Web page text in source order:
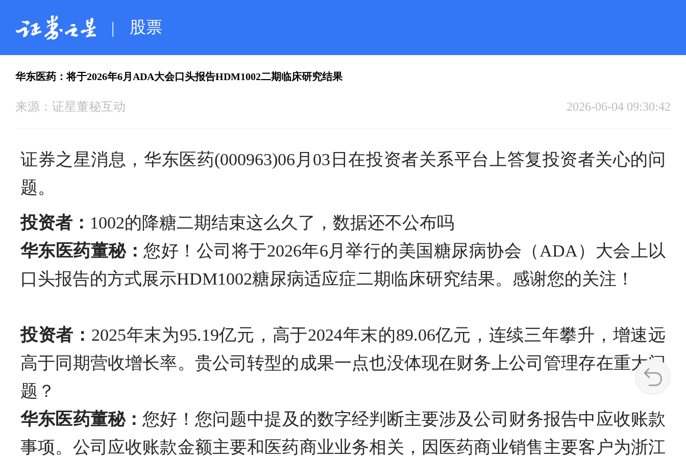
| 股票
华东医药：将于2026年6月ADA大会口头报告HDM1002二期临床研究结果
来源： 证星董秘互动 2026-06-04 09:30:42
证券之星消息，华东医药(000963)06月03日在投资者关系平台上答复投资者关心的问
题。
投资者： 1002的降糖二期结束这么久了，数据还不公布吗
华东医药董秘： 您好！公司将于2026年6月举行的美国糖尿病协会（ADA）大会上以
口头报告的方式展示HDM1002糖尿病适应症二期临床研究结果。感谢您的关注！
投资者： 2025年末为95.19亿元，高于2024年末的89.06亿元，连续三年攀升，增速远
高于同期营收增长率。贵公司转型的成果一点也没体现在财务上公司管理存在重大问
题？
华东医药董秘： 您好！您问题中提及的数字经判断主要涉及公司财务报告中应收账款
事项。公司应收账款金额主要和医药商业业务相关，因医药商业销售主要客户为浙江